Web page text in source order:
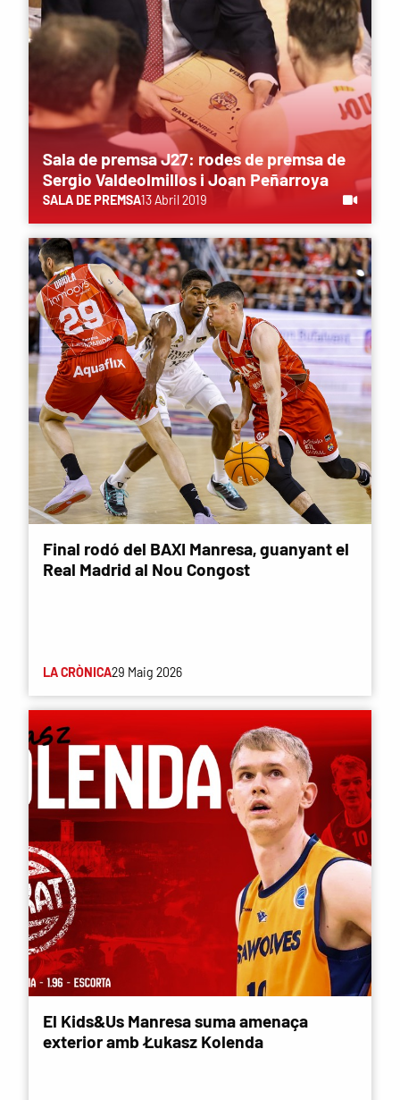
Sala de premsa J27: rodes de premsa de
Sergio Valdeolmillos i Joan Peñarroya
SALA DE PREMSA13 Abril 2019
Final rodó del BAXI Manresa, guanyant el
Real Madrid al Nou Congost
LA CRÒNICA29 Maig 2026
El Kids&Us Manresa suma amenaça
exterior amb Łukasz Kolenda